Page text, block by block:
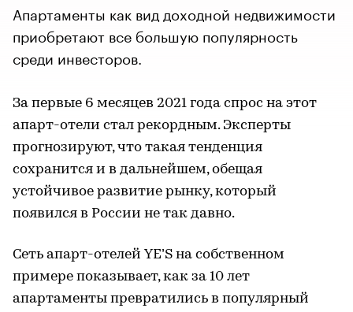
Апартаменты как вид доходной недвижимости
приобретают все большую популярность
среди инвесторов.
За первые 6 месяцев 2021 года спрос на этот
апарт-отели стал рекордным. Эксперты
прогнозируют, что такая тенденция
сохранится и в дальнейшем, обещая
устойчивое развитие рынку, который
появился в России не так давно.
Сеть апарт-отелей YE’S на собственном
примере показывает, как за 10 лет
апартаменты превратились в популярный